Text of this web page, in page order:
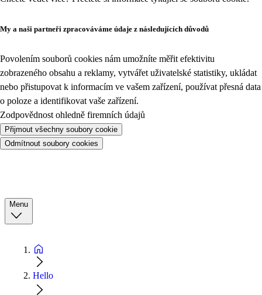
My a naši partneři zpracováváme údaje z následujících důvodů
Povolením souborů cookies nám umožníte měřit efektivitu
zobrazeného obsahu a reklamy, vytvářet uživatelské statistiky, ukládat
nebo přistupovat k informacím ve vašem zařízení, používat přesná data
o poloze a identifikovat vaše zařízení.
Zodpovědnost ohledně firemních údajů
Přijmout všechny soubory cookie
Odmítnout soubory cookies
Menu
Hello